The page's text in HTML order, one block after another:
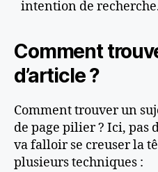
intention de
Comment
d’article ?
Comment trouver un
de page pilier ? Ici, pas
va falloir se creuser la
plusieurs techniques :